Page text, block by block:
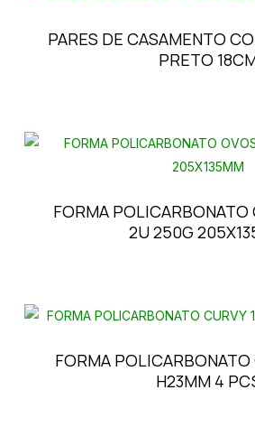
PARES DE CASAMENTO
PRETO
FORMA POLICARBONATO
2U 250G
FORMA POLICARBONATO
H23MM 4